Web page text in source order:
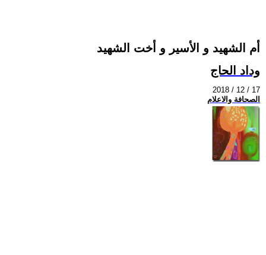
أم الشهيد و الأسير و أخت الشهيد
وداد الحاج
2018 / 12 / 17
الصحافة والاعلام